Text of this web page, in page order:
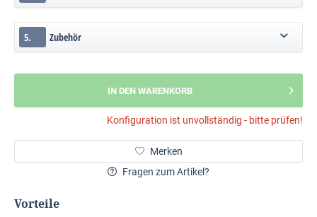
5. Zubehör
IN DEN WARENKORB
Konfiguration ist unvollständig - bitte prüfen!
Merken
Fragen zum Artikel?
Vorteile